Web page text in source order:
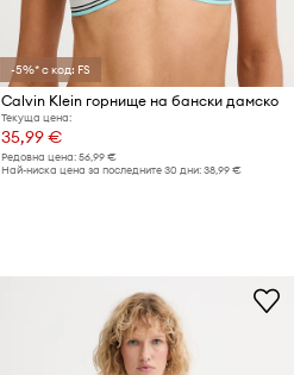
-5%* с код: FS
Calvin Klein горнище на бански дамско
Текуща цена:
35,99 €
Редовна цена: 56,99 €
Най-ниска цена за последните 30 дни: 38,99 €